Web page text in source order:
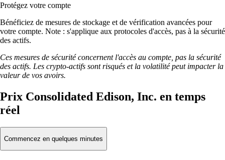
Protégez votre compte
Bénéficiez de mesures de stockage et de vérification avancées pour
votre compte. Note : s'applique aux protocoles d'accès, pas à la sécurité
des actifs.
Ces mesures de sécurité concernent l'accès au compte, pas la sécurité
des actifs. Les crypto-actifs sont risqués et la volatilité peut impacter la
valeur de vos avoirs.
Prix Consolidated Edison, Inc. en temps
réel
Commencez en quelques minutes